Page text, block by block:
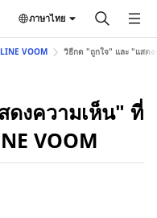
ภาษาไทย
VOOM วิธีกด "ถูกใจ" และ "แสด
ดงความเห็น" ที่
VOOM